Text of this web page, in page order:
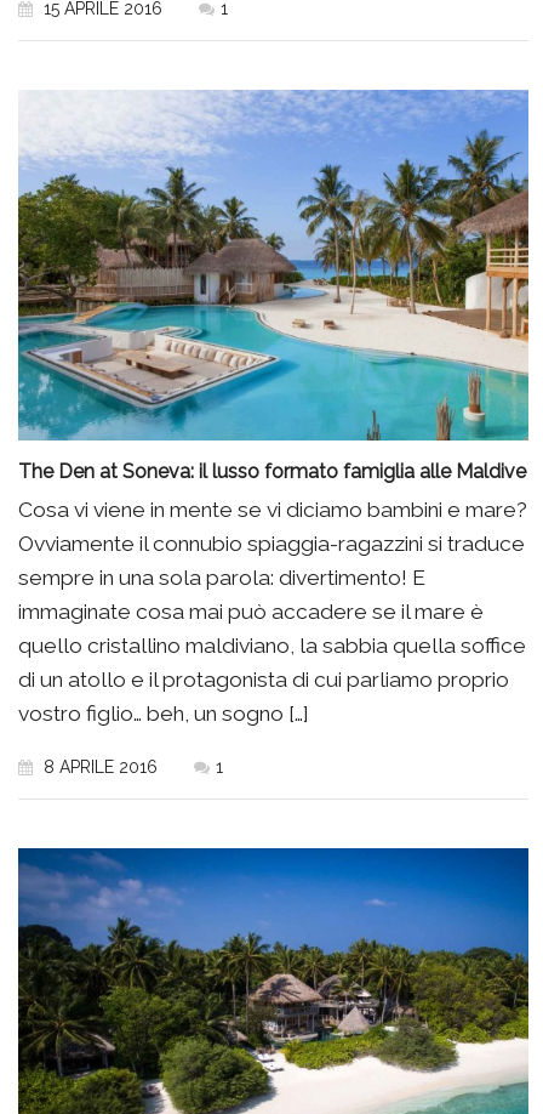
15 APRILE 2016 1
The Den at Soneva: il lusso formato famiglia alle Maldive
Cosa vi viene in mente se vi diciamo bambini e mare?
Ovviamente il connubio spiaggia-ragazzini si traduce
sempre in una sola parola: divertimento! E
immaginate cosa mai può accadere se il mare è
quello cristallino maldiviano, la sabbia quella soffice
di un atollo e il protagonista di cui parliamo proprio
vostro figlio… beh, un sogno […]
8 APRILE 2016 1